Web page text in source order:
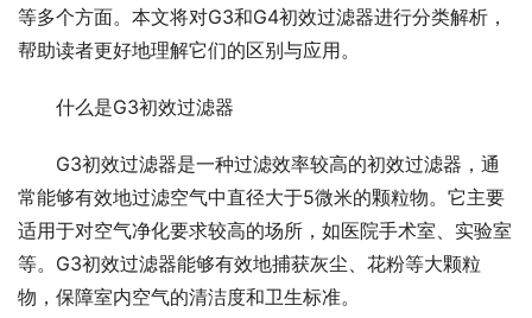
等多个方面。本文将对G3和G4初效过滤器进行分类解析，
帮助读者更好地理解它们的区别与应用。
什么是G3初效过滤器
G3初效过滤器是一种过滤效率较高的初效过滤器，通
常能够有效地过滤空气中直径大于5微米的颗粒物。它主要
适用于对空气净化要求较高的场所，如医院手术室、实验室
等。G3初效过滤器能够有效地捕获灰尘、花粉等大颗粒
物，保障室内空气的清洁度和卫生标准。